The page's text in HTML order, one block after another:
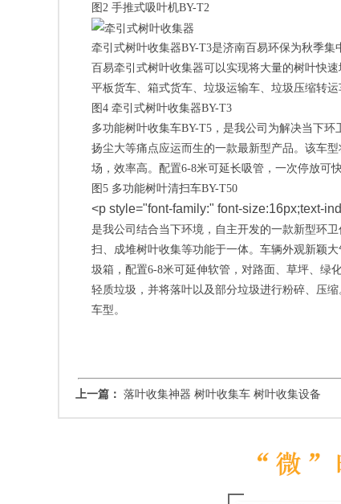
图2 手推式吸叶机BY-T2
牵引式树叶收集器BY-T3是济南百易环保为秋季
百易牵引式树叶收集器可以实现将大量的树叶快
平板货车、箱式货车、垃圾运输车、垃圾压缩转运
图4 牵引式树叶收集器BY-T3
多功能树叶收集车BY-T5，是我公司为解决当下
扬尘大等痛点应运而生的一款最新型产品。该车
场，效率高。配置6-8米可延长吸管，一次停放可
图5 多功能树叶清扫车BY-T50
<p style="font-family:" font-size:16px;text-
是我公司结合当下环境，自主开发的一款新型环
扫、成堆树叶收集等功能于一体。车辆外观新颖
圾箱，配置6-8米可延伸软管，对路面、草坪、绿
轻质垃圾，并将落叶以及部分垃圾进行粉碎、压
车型。
上一篇： 落叶收集神器 树叶收集车 树叶收集设备